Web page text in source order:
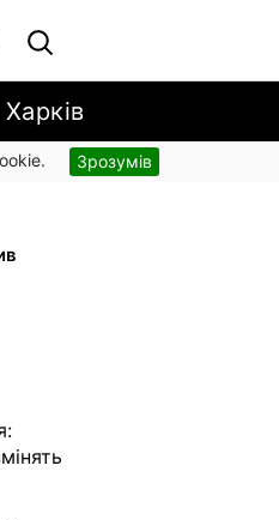
Харків
Зрозумів